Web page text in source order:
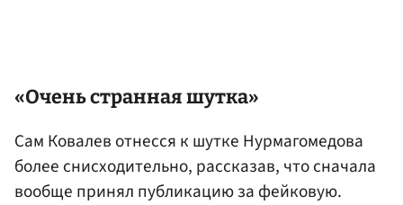
«Очень странная шутка»
Сам Ковалев отнесся к шутке Нурмагомедова
более снисходительно, рассказав, что сначала
вообще принял публикацию за фейковую.